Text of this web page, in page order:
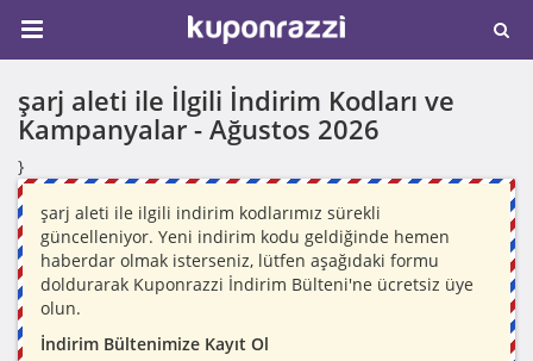
şarj aleti ile İlgili İndirim Kodları ve
Kampanyalar - Ağustos 2026
}
şarj aleti ile ilgili indirim kodlarımız sürekli
güncelleniyor. Yeni indirim kodu geldiğinde hemen
haberdar olmak isterseniz, lütfen aşağıdaki formu
doldurarak Kuponrazzi İndirim Bülteni'ne ücretsiz üye
olun.
İndirim Bültenimize Kayıt Ol